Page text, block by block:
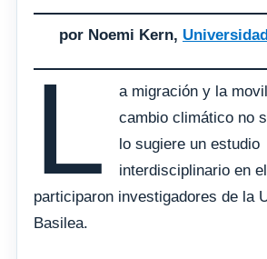
por Noemi Kern,
L
a migración y la
cambio climático no
lo sugiere un estudio
interdisciplinario en
participaron investigadores de la
Basilea.